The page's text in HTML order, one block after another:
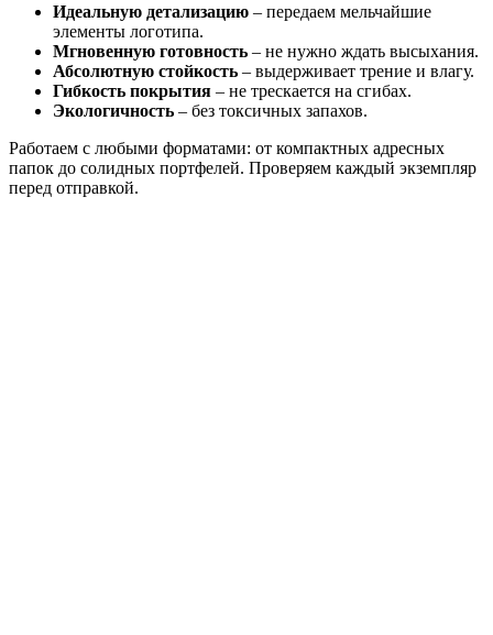
Идеальную детализацию – передаем мельчайшие
элементы логотипа.
Мгновенную готовность – не нужно ждать высыхания.
Абсолютную стойкость – выдерживает трение и влагу.
Гибкость покрытия – не трескается на сгибах.
Экологичность – без токсичных запахов.
Работаем с любыми форматами: от компактных адресных
папок до солидных портфелей. Проверяем каждый экземпляр
перед отправкой.